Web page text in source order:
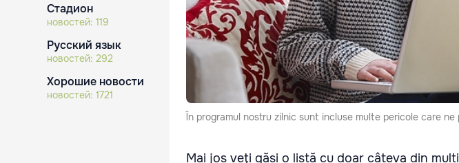
Стадион
новостей: 119
Русский язык
новостей: 292
Хорошие новости
новостей: 1721
În programul nostru zilnic sunt incluse multe pericole care
Mai jos veţi găsi o listă cu doar câteva din